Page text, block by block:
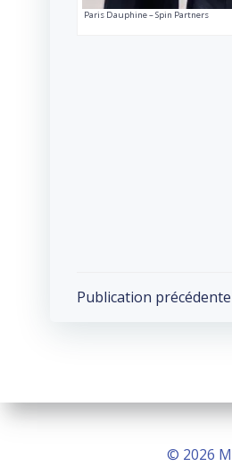
Paris Dauphine – Spin Partners
Post
Publication précédente
© 2026